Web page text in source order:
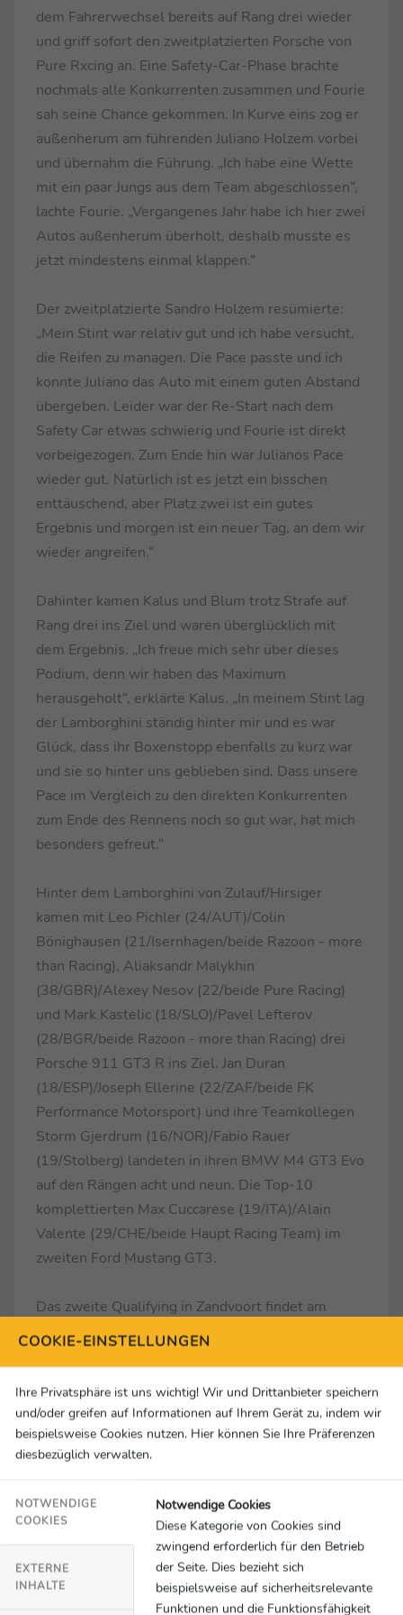
dem Fahrerwechsel bereits auf Rang drei wieder
und griff sofort den zweitplatzierten Porsche von
Pure Rxcing an. Eine Safety-Car-Phase brachte
nochmals alle Konkurrenten zusammen und Fourie
sah seine Chance gekommen. In Kurve eins zog er
außenherum am führenden Juliano Holzem vorbei
und übernahm die Führung. „Ich habe eine Wette
mit ein paar Jungs aus dem Team abgeschlossen“,
lachte Fourie. „Vergangenes Jahr habe ich hier zwei
Autos außenherum überholt, deshalb musste es
jetzt mindestens einmal klappen.“
Der zweitplatzierte Sandro Holzem resümierte:
„Mein Stint war relativ gut und ich habe versucht,
die Reifen zu managen. Die Pace passte und ich
konnte Juliano das Auto mit einem guten Abstand
übergeben. Leider war der Re-Start nach dem
Safety Car etwas schwierig und Fourie ist direkt
vorbeigezogen. Zum Ende hin war Julianos Pace
wieder gut. Natürlich ist es jetzt ein bisschen
enttäuschend, aber Platz zwei ist ein gutes
Ergebnis und morgen ist ein neuer Tag, an dem wir
wieder angreifen.“
Dahinter kamen Kalus und Blum trotz Strafe auf
Rang drei ins Ziel und waren überglücklich mit
dem Ergebnis. „Ich freue mich sehr über dieses
Podium, denn wir haben das Maximum
herausgeholt“, erklärte Kalus. „In meinem Stint lag
der Lamborghini ständig hinter mir und es war
Glück, dass ihr Boxenstopp ebenfalls zu kurz war
und sie so hinter uns geblieben sind. Dass unsere
Pace im Vergleich zu den direkten Konkurrenten
zum Ende des Rennens noch so gut war, hat mich
besonders gefreut.“
Hinter dem Lamborghini von Zulauf/Hirsiger
kamen mit Leo Pichler (24/AUT)/Colin
Bönighausen (21/Isernhagen/beide Razoon - more
than Racing), Aliaksandr Malykhin
(38/GBR)/Alexey Nesov (22/beide Pure Racing)
und Mark Kastelic (18/SLO)/Pavel Lefterov
(28/BGR/beide Razoon - more than Racing) drei
Porsche 911 GT3 R ins Ziel. Jan Duran
(18/ESP)/Joseph Ellerine (22/ZAF/beide FK
Performance Motorsport) und ihre Teamkollegen
Storm Gjerdrum (16/NOR)/Fabio Rauer
(19/Stolberg) landeten in ihren BMW M4 GT3 Evo
auf den Rängen acht und neun. Die Top-10
komplettierten Max Cuccarese (19/ITA)/Alain
Valente (29/CHE/beide Haupt Racing Team) im
zweiten Ford Mustang GT3.
Das zweite Qualifying in Zandvoort findet am
Sonntag um 08:15 Uhr statt und wird live auf Joyn
Free TV auf Sport1 zu sehen. Dort gibt es im
Vorfeld der spannenden Live-Action noch eine
Zusammenfassung des Samstagslaufs. Das
ONund auf YouTube zu sehen.
Der Kalender des ADAC GT Masters 2026
24.04.-26.04.2026 Red Bull Ring (A)
22.05.-24.05.2026 Circuit Zandvoort (NL)
COOKIE-EINSTELLUNGEN
Ihre Privatsphäre ist uns wichtig! Wir und Drittanbieter speichern
und/oder greifen auf Informationen auf Ihrem Gerät zu, indem wir
beispielsweise Cookies nutzen. Hier können Sie Ihre Präferenzen
diesbezüglich verwalten.
NOTWENDIGE
COOKIES
EXTERNE
INHALTE
Notwendige Cookies
Diese Kategorie von Cookies sind
zwingend erforderlich für den Betrieb
der Seite. Dies bezieht sich
beispielsweise auf sicherheitsrelevante
Funktionen und die Funktionsfähigkeit